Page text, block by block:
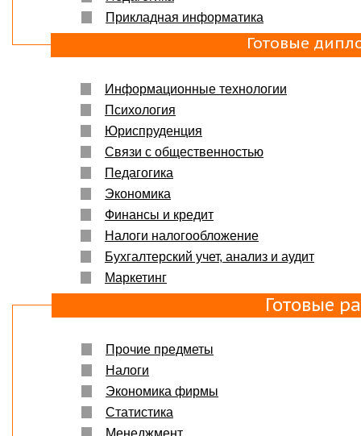
Прикладная информатика
Готовые
Информационные технологии
Психология
Юриспруденция
Связи с общественностью
Педагогика
Экономика
Финансы и кредит
Налоги налогообложение
Бухгалтерский учет, анализ и аудит
Маркетинг
Готовые
Прочие предметы
Налоги
Экономика фирмы
Статистика